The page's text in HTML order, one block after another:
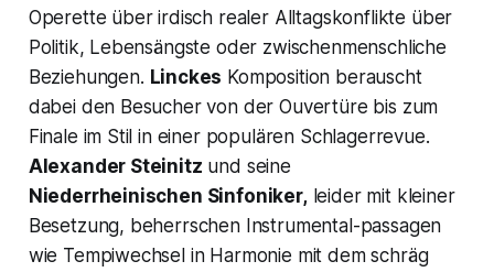
Operette über irdisch realer Alltagskonflikte über
Politik, Lebensängste oder zwischenmenschliche
Beziehungen. Linckes Komposition berauscht
dabei den Besucher von der Ouvertüre bis zum
Finale im Stil in einer populären Schlagerrevue.
Alexander Steinitz und seine
Niederrheinischen Sinfoniker,leider mit kleiner
Besetzung, beherrschen Instrumental-passagen
wie Tempiwechsel in Harmonie mit dem schräg